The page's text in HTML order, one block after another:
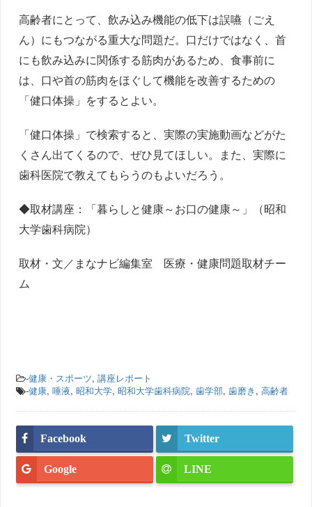
高齢者にとって、飲み込み機能の低下は誤嚥（ごえ
ん）にもつながる重大な問題だ。口だけではなく、首
にも飲み込みに関係する筋肉があるため、食事前に
は、口や首の筋肉をほぐして機能を改善するための
「健口体操」をするとよい。
「健口体操」で検索すると、実際の実施動画などがた
くさん出てくるので、ぜひ見てほしい。また、実際に
歯科医院で教えてもらうのもよいだろう。
◆取材講座：「暮らしと健康～お口の健康～」（昭和
大学歯科病院）
取材・文／まなナビ編集室 医療・健康問題取材チー
ム
-健康・スポーツ,講座レポート
-健康,唾液,昭和大学,昭和大学歯科病院,歯学部,歯磨き ,高齢者
Facebook Twitter
Google LINE